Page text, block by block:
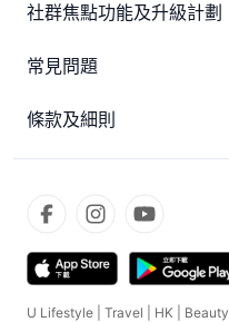
社群焦點功能及升級計劃
常見問題
條款及細則
U Lifestyle Travel HK Beauty